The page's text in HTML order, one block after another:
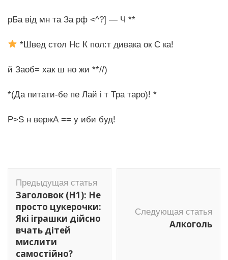
pБа від мн та За рф <^?] — Ч **
*Швед стол Нс К пол:т дивака ок С ка!
й Заоб= хак ш но жи **//)
*(Да питати-бе пе Лай і т Тра таро)! *
P>S н вержА == у иби буд!
по
записям
Предыдущая статья
Заголовок (H1): Не
просто цукерочки:
Які іграшки дійсно
вчать дітей
мислити
самостійно?
Следующая статья
Алкоголь